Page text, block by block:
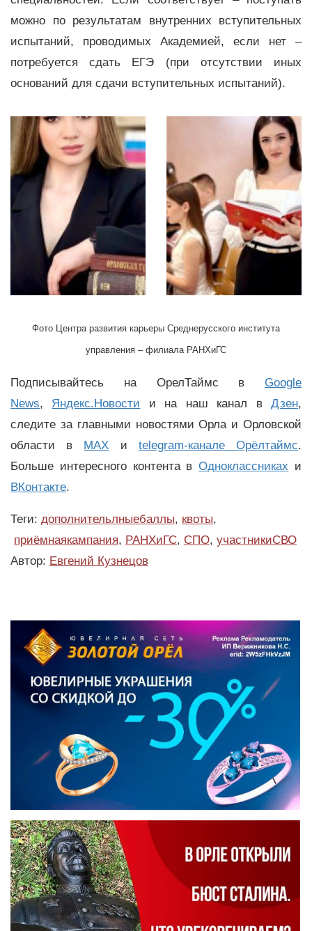
можно по результатам внутренних вступительных
испытаний, проводимых Академией, если нет –
потребуется сдать ЕГЭ (при отсутствии иных
оснований для сдачи вступительных испытаний).
Фото Центра развития карьеры Среднерусского института
управления – филиала РАНХиГС
Подписывайтесь на ОрелТаймс в Google
News, Яндекс.Новости и на наш канал вДзен,
следите за главными новостями Орла и Орловской
области в MAX и telegram-канале Орёлтаймс.
Больше интересного контента вОдноклассниках и
ВКонтакте.
Теги: дополнительлныебаллы, квоты,
приёмнаякампания, РАНХиГС, СПО, участникиСВО
Автор: Евгений Кузнецов